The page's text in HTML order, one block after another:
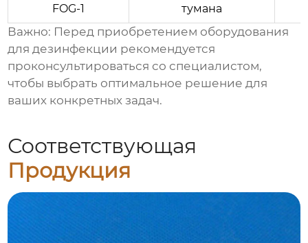
FOG-1
тумана
Важно: Перед приобретением оборудования
для дезинфекции рекомендуется
проконсультироваться со специалистом,
чтобы выбрать оптимальное решение для
ваших конкретных задач.
Соответствующая
Продукция